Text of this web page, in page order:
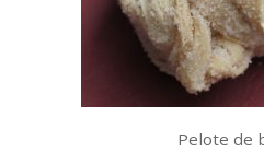
Pelote de